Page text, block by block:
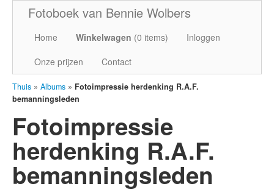
Fotoboek van Bennie Wolbers
Home Winkelwagen (0 items)
Inloggen
Onze prijzen
Contact
Thuis » Albums » Fotoimpressie herdenking R.A.F.
bemanningsleden
Fotoimpressie
herdenking R.A.F.
bemanningsleden